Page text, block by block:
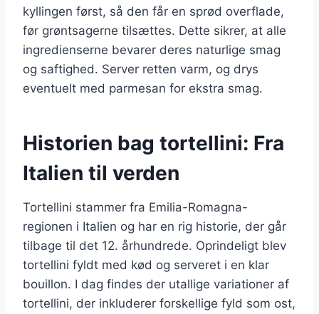
kyllingen først, så den får en sprød overflade,
før grøntsagerne tilsættes. Dette sikrer, at alle
ingredienserne bevarer deres naturlige smag
og saftighed. Server retten varm, og drys
eventuelt med parmesan for ekstra smag.
Historien bag tortellini: Fra
Italien til verden
Tortellini stammer fra Emilia-Romagna-
regionen i Italien og har en rig historie, der går
tilbage til det 12. århundrede. Oprindeligt blev
tortellini fyldt med kød og serveret i en klar
bouillon. I dag findes der utallige variationer af
tortellini, der inkluderer forskellige fyld som ost,